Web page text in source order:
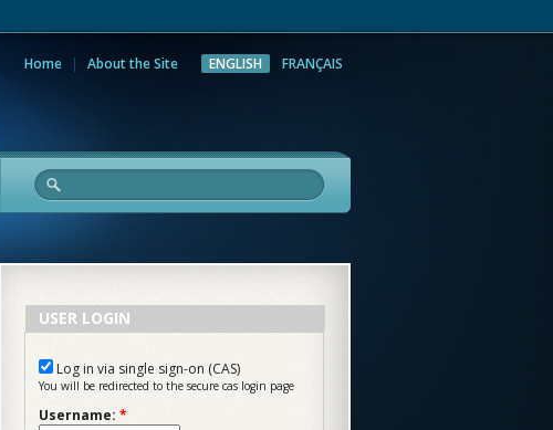
Home About the Site ENGLISH FRANÇAIS
Research
USER LOGIN
Log in via single sign-on (CAS)
You will be redirected to the secure cas login page
Username: *